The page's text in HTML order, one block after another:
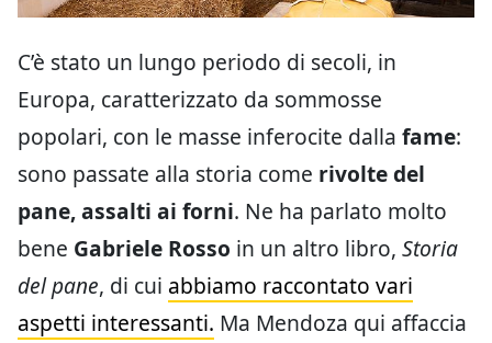
C’è stato un lungo periodo di secoli, in
Europa, caratterizzato da sommosse
popolari, con le masse inferocite dalla fame:
sono passate alla storia come rivolte del
pane, assalti ai forni. Ne ha parlato molto
bene Gabriele Rosso in un altro libro, Storia
del pane, di cui abbiamo raccontato vari
aspetti interessanti. Ma Mendoza qui affaccia